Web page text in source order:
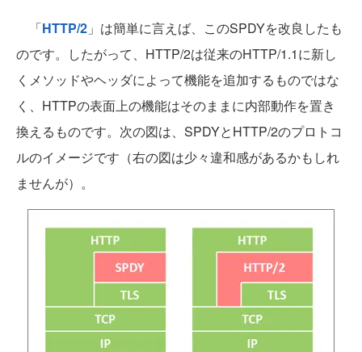
「HTTP/2 」は簡単に言えば、このSPDYを改良したも
のです。したがって、HTTP/2は従来のHTTP/1.1に新し
くメソッドやヘッダによって機能を追加するものではな
く、HTTPの表面上の機能はそのままに内部動作を置き
換えるものです。次の図は、SPDYとHTTP/2のプロトコ
ルのイメージです（右の図は少々違和感があるかもしれ
ませんが）。